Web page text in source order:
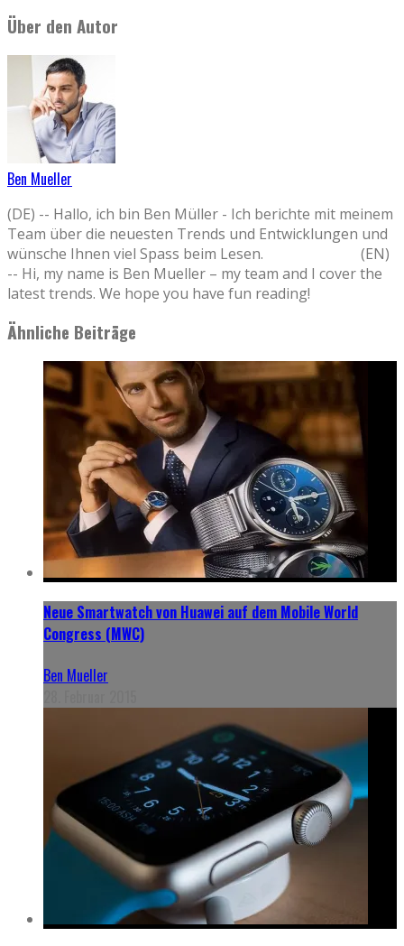
Über den Autor
Ben Mueller
(DE) -- Hallo, ich bin Ben Müller - Ich berichte mit meinem
Team über die neuesten Trends und Entwicklungen und
wünsche Ihnen viel Spass beim Lesen. (EN)
-- Hi, my name is Ben Mueller – my team and I cover the
latest trends. We hope you have fun reading!
Ähnliche Beiträge
Neue Smartwatch von Huawei auf dem Mobile World
Congress (MWC)
Ben Mueller